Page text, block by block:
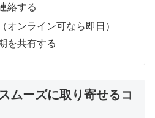
絡する
オンライン可なら即日）
を共有する
ムーズに取り寄せるコ